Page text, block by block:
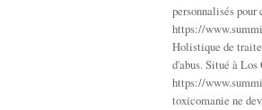
personnalisés pour
https://
Holistique de
d'abus. Situé à Los
https://
toxicomanie ne